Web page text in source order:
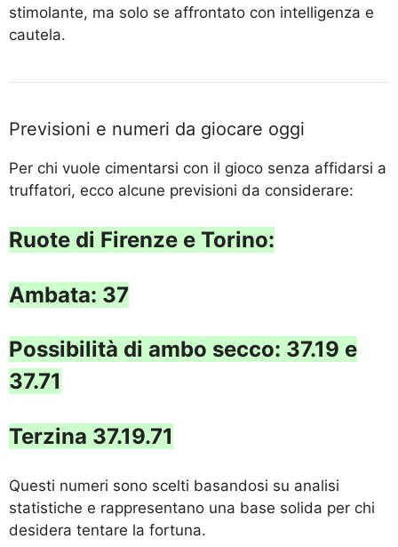
stimolante, ma solo se affrontato con intelligenza e
cautela.
Previsioni e numeri da giocare oggi
Per chi vuole cimentarsi con il gioco senza affidarsi a
truffatori, ecco alcune previsioni da considerare:
Ruote di Firenze e Torino:
Ambata: 37
Possibilità di ambo secco: 37.19 e
37.71
Terzina 37.19.71
Questi numeri sono scelti basandosi su analisi
statistiche e rappresentano una base solida per chi
desidera tentare la fortuna.